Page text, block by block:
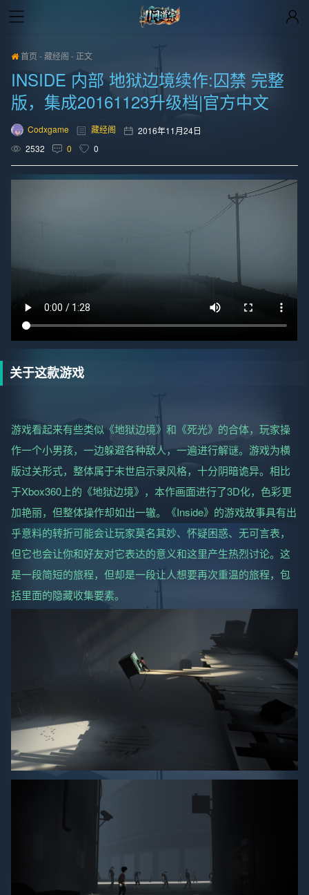
首页 -藏经阁 - 正文
INSIDE 内部 地狱边境续作:囚禁 完整
版，集成20161123升级档|官方中文
Codxgame 藏经阁
2016年11月24日
2532
0 0
关于这款游戏
游戏看起来有些类似《地狱边境》和《死光》的合体，玩家操
作一个小男孩，一边躲避各种敌人，一遍进行解谜。游戏为横
版过关形式，整体属于末世启示录风格，十分阴暗诡异。相比
于Xbox360上的《地狱边境》，本作画面进行了3D化，色彩更
加艳丽，但整体操作却如出一辙。《Inside》的游戏故事具有出
乎意料的转折可能会让玩家莫名其妙、怀疑困惑、无可言表，
但它也会让你和好友对它表达的意义和这里产生热烈讨论。这
是一段简短的旅程，但却是一段让人想要再次重温的旅程，包
括里面的隐藏收集要素。